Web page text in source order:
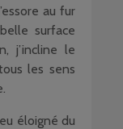
au fur
surface
j’incline le
les sens
éloigné du